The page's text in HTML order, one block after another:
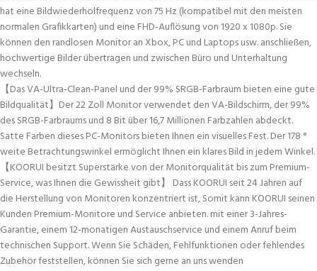
hat eine Bildwiederholfrequenz von 75 Hz (kompatibel mit den meisten
normalen Grafikkarten) und eine FHD-Auflösung von 1920 x 1080p. Sie
können den randlosen Monitor an Xbox, PC und Laptops usw. anschließen,
hochwertige Bilder übertragen und zwischen Büro und Unterhaltung
wechseln.
【Das VA-Ultra-Clean-Panel und der 99% SRGB-Farbraum bieten eine gute
Bildqualität】Der 22 Zoll Monitor verwendet den VA-Bildschirm, der 99%
des SRGB-Farbraums und 8 Bit über 16,7 Millionen Farbzahlen abdeckt.
Satte Farben dieses PC-Monitors bieten Ihnen ein visuelles Fest. Der 178 °
weite Betrachtungswinkel ermöglicht Ihnen ein klares Bild in jedem Winkel.
【KOORUI besitzt Superstärke von der Monitorqualität bis zum Premium-
Service, was Ihnen die Gewissheit gibt】 Dass KOORUI seit 24 Jahren auf
die Herstellung von Monitoren konzentriert ist, Somit kann KOORUI seinen
Kunden Premium-Monitore und Service anbieten. mit einer 3-Jahres-
Garantie, einem 12-monatigen Austauschservice und einem Anruf beim
technischen Support. Wenn Sie Schäden, Fehlfunktionen oder fehlendes
Zubehör feststellen, können Sie sich gerne an uns wenden